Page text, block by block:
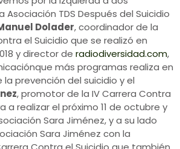
TDS Después del Suicidio
Dolader, coordinador de la
el Suicidio que se realizó en
y director de radiodiversidad.com,
más programas realiza en
la prevención del suicidio y el
, promotor de la IV Carrera Contra
a realizar el próximo 11 de octubre y
Sara Jiménez, y a su lado
Sara Jiménez con la